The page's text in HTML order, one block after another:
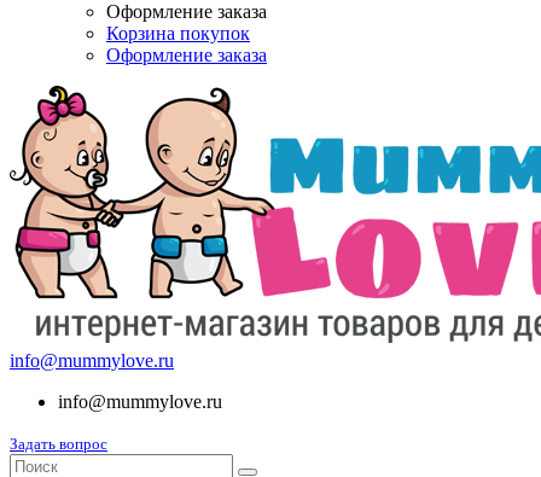
Оформление заказа
Корзина покупок
Оформление заказа
info@mummylove.ru
info@mummylove.ru
Задать вопрос